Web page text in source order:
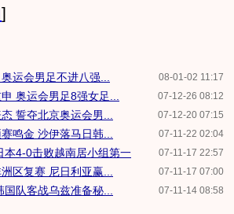
]
08-01-02 11:17
运会男足不进八强...
07-12-26 08:12
奥运会男足8强女足...
07-12-20 07:15
誓夺北京奥运会男...
07-11-22 02:04
鸣金 沙伊落马日韩...
07-11-17 22:57
本4-0击败越南居小组第一
07-11-17 07:00
区复赛 尼日利亚赢...
07-11-14 08:58
队客战乌兹准备秘...